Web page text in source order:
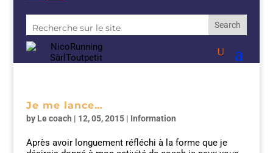
Je me lance…
by Le coach | 12, 05, 2015| Information
Après avoir longuement réfléchi à la forme que je